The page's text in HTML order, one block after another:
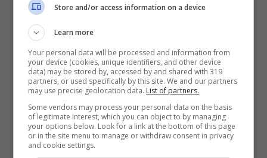
Ma Ferrara ne ha anche per la trasmissione che
esordirà questa sera e che secondo il
giornalista vedrà “Saviano con l’auricolare di
Serra e la bonomia un po’ spenta di Fazio” per
un “rimasuglio di tv dell’indignazione, una
celebrazione di quella cazzata che è l’evento”.
Una critica come quelle che spesso
accompagnano l’autore del best sellers
‘Gomorra’ che si conclude così: “Ma via.
acciamo un comitato, qualcosa di sapido e di
Store and/or access information on a device
Learn more
Your personal data will be processed and information from
your device (cookies, unique identifiers, and other device
data) may be stored by, accessed by and shared with 319
partners, or used specifically by this site. We and our partners
may use precise geolocation data. List of partners.
Some vendors may process your personal data on the basis
of legitimate interest, which you can object to by managing
your options below. Look for a link at the bottom of this page
or in the site menu to manage or withdraw consent in privacy
and cookie settings.